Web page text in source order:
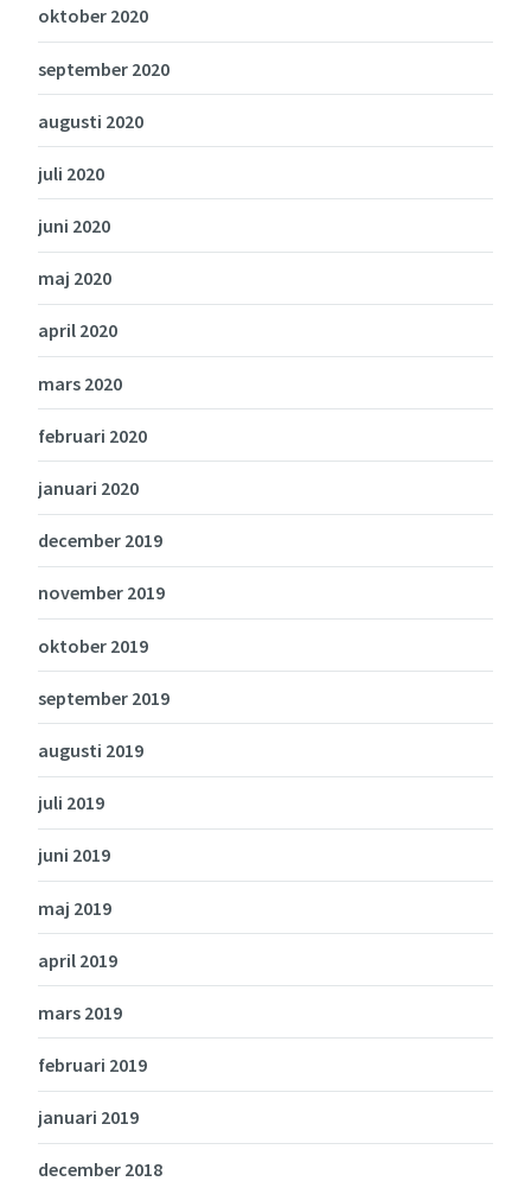
oktober 2020
september 2020
augusti 2020
juli 2020
juni 2020
maj 2020
april 2020
mars 2020
februari 2020
januari 2020
december 2019
november 2019
oktober 2019
september 2019
augusti 2019
juli 2019
juni 2019
maj 2019
april 2019
mars 2019
februari 2019
januari 2019
december 2018